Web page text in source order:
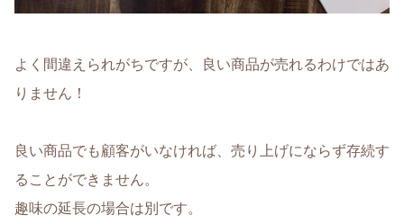
よく間違えられがちですが、良い商品が売れるわけではあ
りません！
良い商品でも顧客がいなければ、売り上げにならず存続す
ることができません。
趣味の延長の場合は別です。